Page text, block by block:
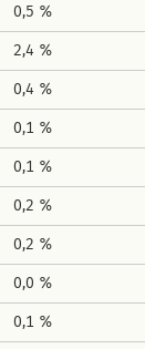
0,5 %
2,4 %
0,4 %
0,1 %
0,1 %
0,2 %
0,2 %
0,0 %
0,1 %